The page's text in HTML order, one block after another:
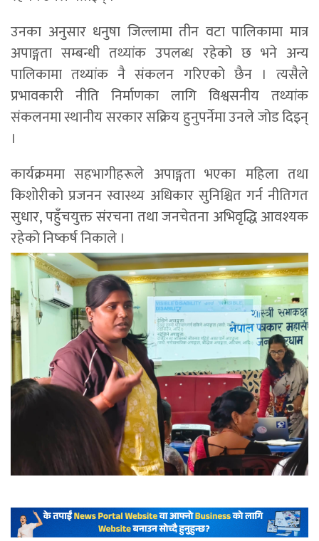
उनका अनुसार धनुषा जिल्लामा तीन वटा पालिकामा मात्र
अपाङ्गता सम्बन्धी तथ्यांक उपलब्ध रहेको छ भने अन्य
पालिकामा तथ्यांक नै संकलन गरिएको छैन । त्यसैले
प्रभावकारी नीति निर्माणका लागि विश्वसनीय तथ्यांक
संकलनमा स्थानीय सरकार सक्रिय हुनुपर्नेमा उनले जोड दिइन्
।
कार्यक्रममा सहभागीहरूले अपाङ्गता भएका महिला तथा
किशोरीको प्रजनन स्वास्थ्य अधिकार सुनिश्चित गर्न नीतिगत
सुधार, पहुँचयुक्त संरचना तथा जनचेतना अभिवृद्धि आवश्यक
रहेको निष्कर्ष निकाले ।